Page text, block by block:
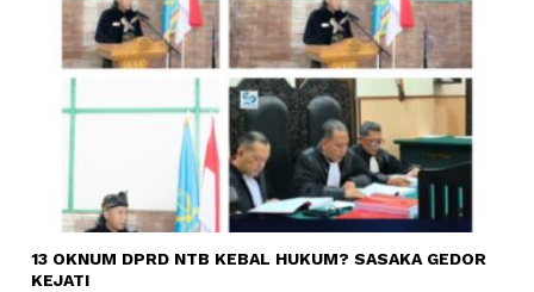
13 OKNUM DPRD NTB KEBAL HUKUM? SASAKA GEDOR
KEJATI